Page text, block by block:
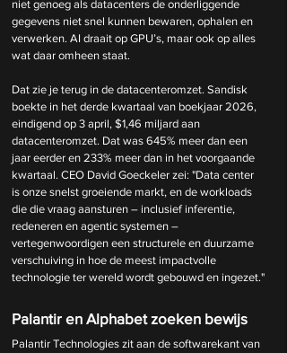
niet genoeg als datacenters de onderliggende
gegevens niet snel kunnen bewaren, ophalen en
verwerken. AI draait op GPU’s, maar ook op alles
wat daar omheen staat.
Dat zie je terug in de datacenteromzet. Sandisk
boekte in het derde kwartaal van boekjaar 2026,
eindigend op 3 april, $1,46 miljard aan
datacenteromzet. Dat was 645% meer dan een
jaar eerder en 233% meer dan in het voorgaande
kwartaal. CEO David Goeckeler zei: "Data center
is onze snelst groeiende markt, en de workloads
die die vraag aansturen – inclusief inferentie,
redeneren en agentic systemen –
vertegenwoordigen een structurele en duurzame
verschuiving in hoe de meest impactvolle
technologie ter wereld wordt gebouwd en ingezet."
Palantir en Alphabet zoeken bewijs
Palantir Technologies zit aan de softwarekant van